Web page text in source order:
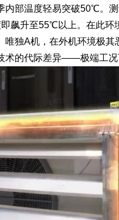
内部温度轻易突破50℃。
飙升至55℃以上。在此
唯独A机，在外机环境极
术的代际差异——极端工